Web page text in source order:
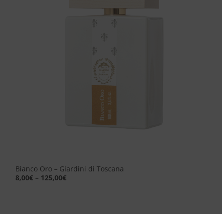
Bianco Oro – Giardini di Toscana
8,00€ – 125,00€